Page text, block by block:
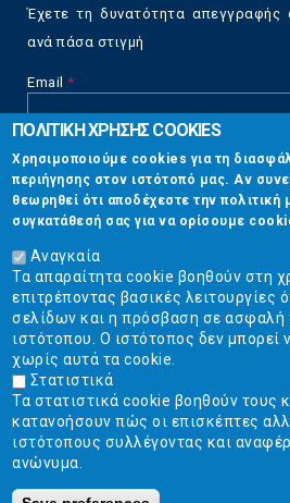
Έχετε τη δυνατότητα
ανά πάσα στιγμή
Email *
CAPTCHA
This
question is
for testing
whether or
not you are a
human visitor
and to
prevent
automated
spam
submissions.
5+2
Επικοινωνία
Στουρνάρη 17, Αθήνα 10683
2103304444
info@ekpizo.gr
www.ekpizo.gr
Δευ - Πεμ:10:00 πμ - 2:00 μμ
Σάβ - Κυρ: Κλειστά
ΠΟΛΙΤΙΚΗ ΧΡΗΣΗΣ COOKIES
Χρησιμοποιούμε cookies για τη
περιήγησης στον ιστότοπό μας. Αν
θεωρηθεί ότι αποδέχεστε την πολιτική
συγκατάθεσή σας για να ορίσουμε
Αναγκαία
Τα απαραίτητα cookie βοηθούν στη
επιτρέποντας βασικές
σελίδων και η πρόσβαση σε ασφαλή
ιστότοπου. Ο ιστότοπος δεν μπορεί
χωρίς αυτά τα cookie.
Στατιστικά
Τα στατιστικά cookie βοηθούν τους
κατανοήσουν πώς οι επισκέπτες
ιστότοπους συλλέγοντας και
ανώνυμα.